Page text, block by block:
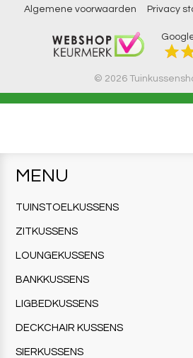
Algemene voorwaarden Privacy
© 2026
MENU
TUINSTOELKUSSENS
ZITKUSSENS
LOUNGEKUSSENS
BANKKUSSENS
LIGBEDKUSSENS
DECKCHAIR KUSSENS
SIERKUSSENS